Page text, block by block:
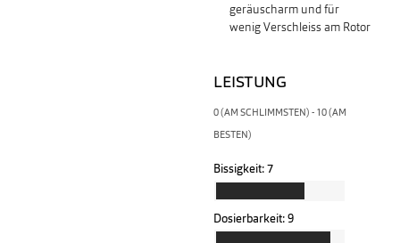
geräuscharm und für
wenig Verschleiss am Rotor
LEISTUNG
0 (AM SCHLIMMSTEN) - 10 (AM
BESTEN)
Bissigkeit:7
Dosierbarkeit:9